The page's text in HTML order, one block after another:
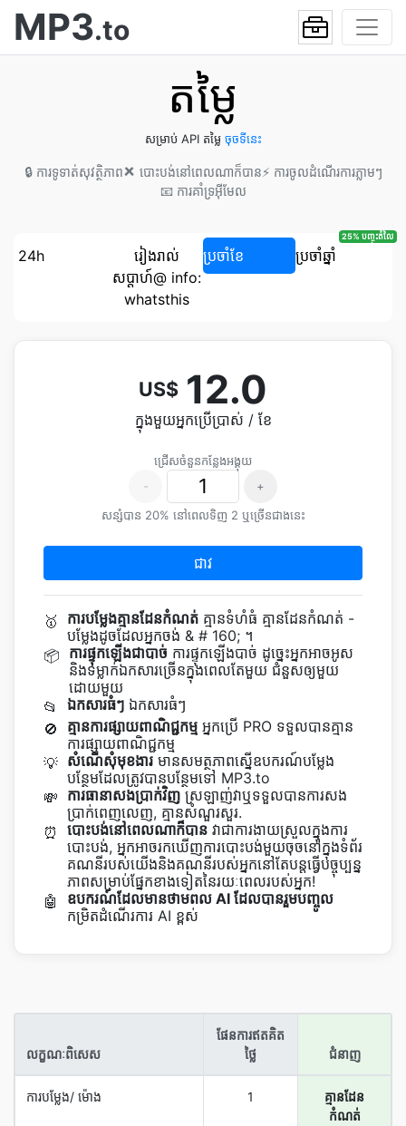
MP3.to
តម្លៃ
សម្រាប់ API តម្លៃ ចុច​ទីនេះ
🔒 ការ​ទូទាត់​សុវត្ថិភាព❌ បោះបង់​នៅពេលណាក៏បាន⚡ ការ​ចូល​ដំណើរការ​ភ្លាមៗ
📧 ការ​គាំទ្រ​អ៊ីមែល
24h
រៀងរាល់​
សប្ដាហ៍@ info:
whatsthis
ប្រចាំខែ ប្រចាំឆ្នាំ
25% បញ្ចុះតំលៃ
US$ 12.0
ក្នុងមួយអ្នកប្រើប្រាស់ / ខែ
ជ្រើស​ចំនួន​កន្លែង​អង្គុយ
-
+
សន្សំបាន 20% នៅពេលទិញ 2 ឬច្រើនជាងនេះ
ជាវ
🥇 ការបម្លែងគ្មានដែនកំណត់ គ្មាន​ទំហំ​ធំ គ្មាន​ដែន​កំណត់ -
បម្លែង​ដូច​ដែល​អ្នក​ចង់ & # 160; ។
📦 ការផ្ទុកឡើងជាបាច់ ការ​ផ្ទុក​ឡើង​បាច់ ដូច្នេះ​អ្នក​អាច​អូស
និង​ទម្លាក់​ឯកសារ​ច្រើន​ក្នុង​ពេល​តែ​មួយ ជំនួស​ឲ្យ​មួយ​
ដោយ​មួយ
📂
ឯកសារធំៗ ឯកសារធំៗ
🚫
គ្មានការផ្សាយពាណិជ្ជកម្ម អ្នកប្រើ PRO ទទួលបានគ្មាន
ការផ្សាយពាណិជ្ជកម្ម
💡 សំណើសុំមុខងារ មាន​សមត្ថភាព​ស្នើ​ឧបករណ៍​បម្លែង​
បន្ថែម​ដែល​ត្រូវ​បាន​បន្ថែម​ទៅ MP3.to
💸 ការធានាសងប្រាក់វិញ ស្រឡាញ់វាឬទទួលបានការសង
ប្រាក់ពេញលេញ, គ្មានសំណួរសួរ.
⏰
បោះបង់​នៅពេលណាក៏បាន វាជាការងាយស្រួលក្នុងការ
បោះបង់, អ្នកអាចរកឃើញការបោះបង់មួយចុចនៅក្នុងទំព័រ
គណនីរបស់យើងនិងគណនីរបស់អ្នកនៅតែបន្តធ្វើបច្ចុប្បន្ន
ភាពសម្រាប់ផ្នែកខាងទៀតនៃរយៈពេលរបស់អ្នក!
🤖
ឧបករណ៍​ដែល​មាន​ថាមពល AI ដែល​បាន​រួមបញ្ចូល
កម្រិត​ដំណើរការ AI ខ្ពស់
លក្ខណៈ​ពិសេស
ផែនការ​ឥត​គិត​
ថ្លៃ
ជំនាញ
ការ​បម្លែង/ ម៉ោង 1
គ្មានដែន
កំណត់